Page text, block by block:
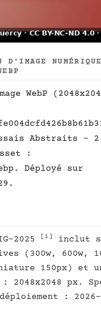
D'IMAGE
WebP
Abstraits - 2
:
Déployé sur
2025 [1]
inclut
(300w, 600w,
150px) et un
2048x2048 px.
: